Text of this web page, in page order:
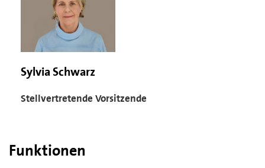
Sylvia Schwarz
Stellvertretende Vorsitzende
Funktionen